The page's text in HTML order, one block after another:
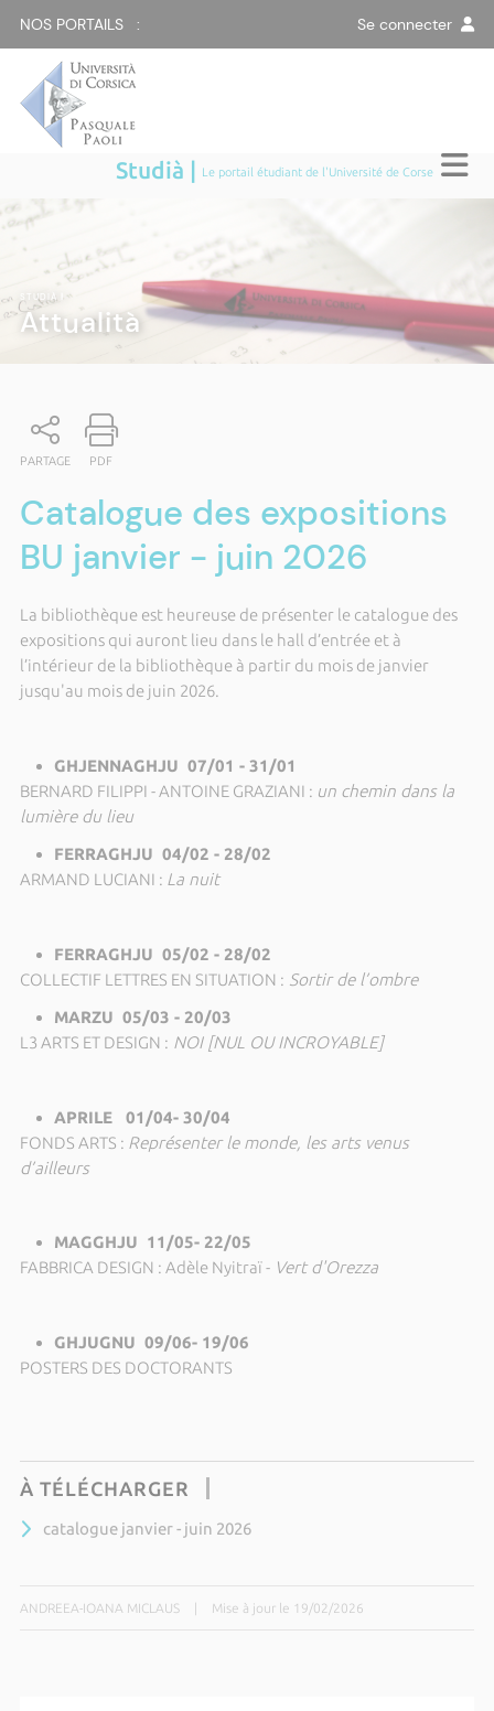
NOS PORTAILS : Se connecter
Studià | Le portail étudiant de l'Université de Corse
STUDIÀ
Attualità
PARTAGE PDF
Catalogue des expositions
BU janvier - juin 2026
La bibliothèque est heureuse de présenter le catalogue des
expositions qui auront lieu dans le hall d’entrée et à
l’intérieur de la bibliothèque à partir du mois de janvier
jusqu'au mois de juin 2026.
GHJENNAGHJU 07/01 - 31/01
BERNARD FILIPPI - ANTOINE GRAZIANI : un chemin dans la
lumière du lieu
FERRAGHJU 04/02 - 28/02
ARMAND LUCIANI : La nuit
FERRAGHJU 05/02 - 28/02
COLLECTIF LETTRES EN SITUATION : Sortir de l’ombre
MARZU 05/03 - 20/03
L3 ARTS ET DESIGN : NOI [NUL OU INCROYABLE]
APRILE 01/04- 30/04
FONDS ARTS : Représenter le monde, les arts venus
d’ailleurs
MAGGHJU 11/05- 22/05
FABBRICA DESIGN : Adèle Nyitraï -Vert d'Orezza
GHJUGNU 09/06- 19/06
POSTERS DES DOCTORANTS
À TÉLÉCHARGER
catalogue janvier - juin 2026
ANDREEA-IOANA MICLAUS Mise à jour le 19/02/2026